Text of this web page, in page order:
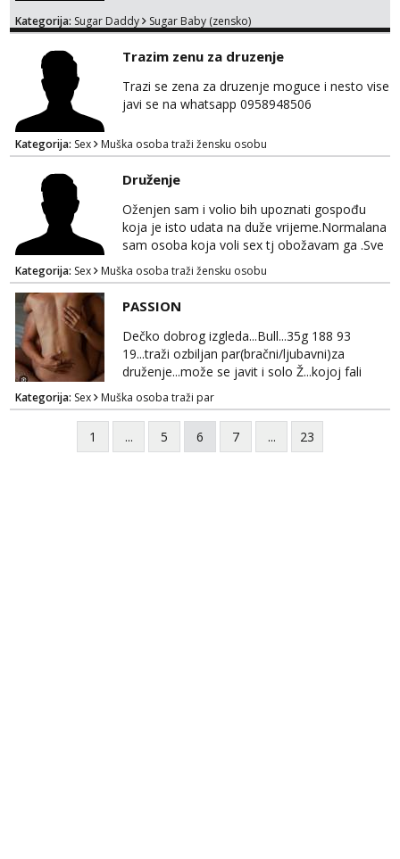
dogovor bez komplikacija. Nagrada
želiš – javi se privatno s kratkim opisom i
fotografijom.
Kategorija: Sugar Daddy Sugar Baby (zensko)
Trazim zenu za druzenje
Trazi se zena za druzenje moguce i nesto vise
javi se na whatsapp 0958948506
Kategorija: Sex Muška osoba traži žensku osobu
Druženje
Oženjen sam i volio bih upoznati gospođu
koja je isto udata na duže vrijeme.Normalana
sam osoba koja voli sex tj obožavam ga .Sve
ostalo možemo srediti u hodu naravno
diskrecija mi je najvažnija.Prostor je moj
.Molim samo normalne osobe bez nekih
bonova zahtjeva i traženja novca sa bilo koje
strane.Ajmo uživati i svatko svojim putem
Kategorija: Sex Muška osoba traži žensku osobu
PASSION
Dečko dobrog izgleda...Bull...35g 188 93
19...traži ozbiljan par(bračni/ljubavni)za
druženje...može se javit i solo Ž...kojoj fali
uzbuđenja i strasti...područje otoka Murtera i
bliža okolica...WhatsApp...Telegram
Kategorija: Sex Muška osoba traži par
1 ... 5 6 7 ... 23